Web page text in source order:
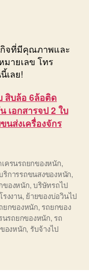
จที่มีคุณภาพและ
ายเลข โทร
เลย!
สิบล้อ 6ล้อติด
เอกสารจป 2 ใบ
นส่งเครื่องจักร
ครนรถยกของหนัก,
ริการรถขนสงของหนัก,
ของหนัก,บริษัทรถไป
งงาน, ย้ายของบ่อวินไป
ยกของหนัก, รถยกของ
นรถยกของหนัก, รถ
องหนัก, รับจ้างไป